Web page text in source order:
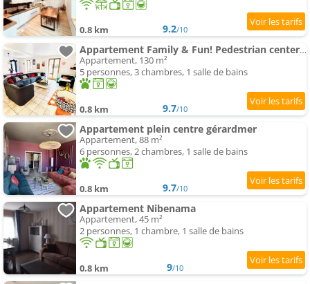
0.8 km 9.2/10
Appartement Family & Fun! Pedestrian center proche de Lake et Ski
Appartement, 130 m²
5 personnes, 3 chambres, 1 salle de bains
0.8 km 9.7/10
Appartement plein centre gérardmer
Appartement, 88 m²
6 personnes, 2 chambres, 1 salle de bains
0.8 km 9.7/10
Appartement Nibenama
Appartement, 45 m²
2 personnes, 1 chambre, 1 salle de bains
0.8 km 9/10